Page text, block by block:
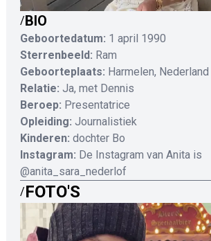
/ BIO
Geboortedatum: 1 april 1990
Sterrenbeeld: Ram
Geboorteplaats: Harmelen, Nederland
Relatie: Ja, met Dennis
Beroep: Presentatrice
Opleiding: Journalistiek
Kinderen: dochter Bo
Instagram: De Instagram van Anita is
@anita_sara_nederlof
/FOTO'S